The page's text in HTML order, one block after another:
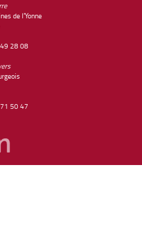
de l'Yonne
28 08
50 47